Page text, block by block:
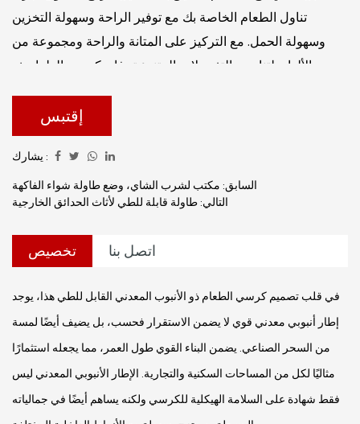
تناول الطعام الخاصة بك مع توفير الراحة وسهولة التخزين
وسهولة الحمل. مع التركيز على المتانة والراحة ومجموعة من
الألوان لتناسب التفضيلات المتنوعة، فإن كرسي الطعام ذو
لأي مكان.
إقتبس
يشارك :
السابق: مكتب لشرب الشاي، وضع طاولة شواء الفاكهة
التالي: طاولة قابلة للطي لأثاث الحدائق الخارجية
تخصيص اتصل بنا
في قلب تصميم كرسي الطعام ذو الأنبوب المعدني القابل للطي هذا، يوجد
إطار أنبوبي معدني قوي لا يضمن الاستقرار فحسب، بل يضيف أيضًا لمسة
من السحر الصناعي. يضمن البناء القوي طول العمر، مما يجعله استثمارًا
مثاليًا لكل من المساحات السكنية والتجارية. الإطار الأنبوبي المعدني ليس
فقط شهادة على السلامة الهيكلية للكرسي ولكنه يساهم أيضًا في جمالياته